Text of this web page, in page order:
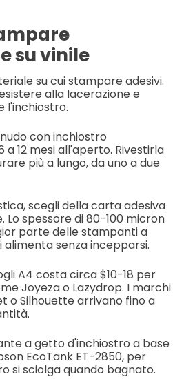
su vinile
su cui stampare adesivi.
alla lacerazione e
l'inchiostro.
con inchiostro
12 mesi all'aperto. Rivestirla
più a lungo, da uno a due
scegli della carta adesiva
Lo spessore di 80-100 micron
parte delle stampanti a
senza incepparsi.
A4 costa circa $10-18 per
Joyeza o Lazydrop. I marchi
o Silhouette arrivano fino a
a getto d'inchiostro a base
EcoTank ET-2850, per
si sciolga quando bagnato.